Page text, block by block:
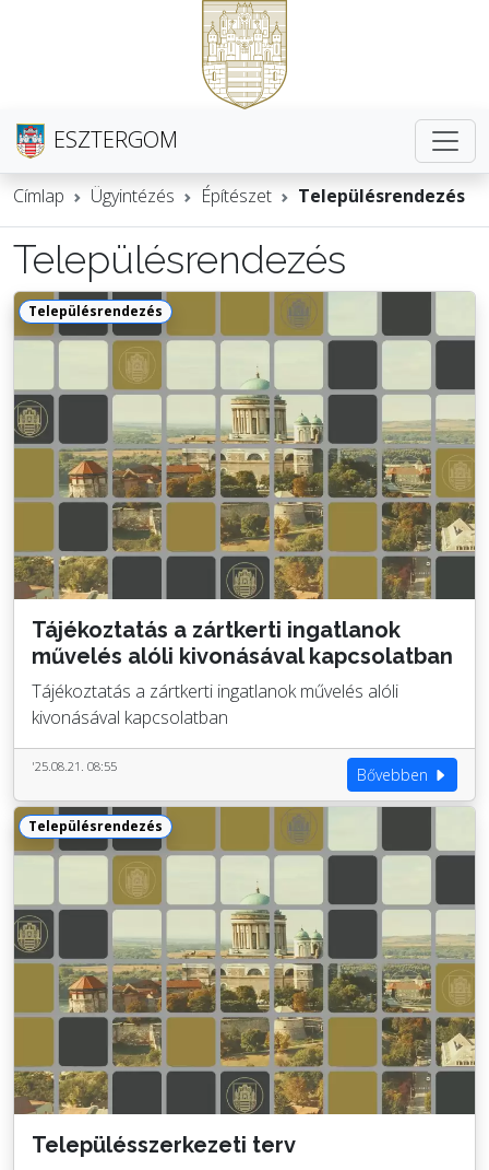
ESZTERGOM
Címlap Ügyintézés Építészet Településrendezés
Településrendezés
Településrendezés
Tájékoztatás a zártkerti ingatlanok
művelés alóli kivonásával kapcsolatban
Tájékoztatás a zártkerti ingatlanok művelés alóli
kivonásával kapcsolatban
'25.08.21. 08:55 Bővebben
Településrendezés
Településszerkezeti terv